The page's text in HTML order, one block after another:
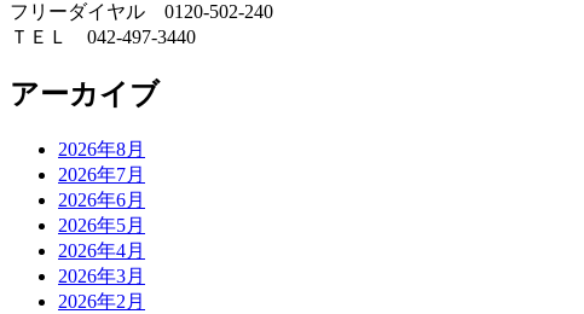
フリーダイヤル 0120-502-240
ＴＥＬ 042-497-3440
アーカイブ
2026年8月
2026年7月
2026年6月
2026年5月
2026年4月
2026年3月
2026年2月